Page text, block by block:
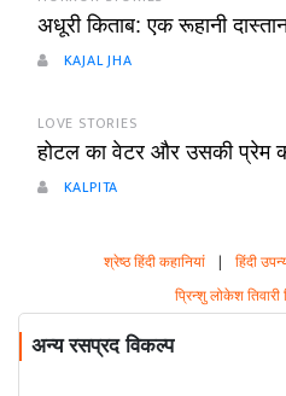
अधूरी किताब: एक रूहानी
KAJAL JHA
LOVE STORIES
होटल का वेटर और उसकी प्रेम
KALPITA
श्रेष्ठ हिंदी कहानियां | हिंदी
प्रिन्शु लोकेश
अन्य रसप्रद विकल्प